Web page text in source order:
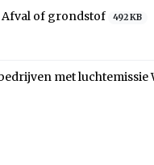
Afval of grondstof 492 KB
met luchtemissie